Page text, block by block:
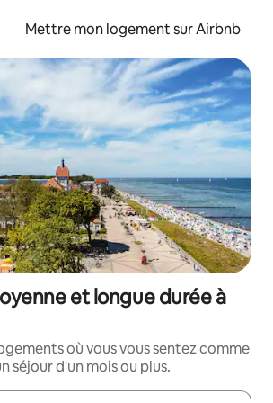
Mettre mon logement sur Airbnb
et longue durée à
où vous vous sentez comme
séjour d'un mois ou plus.